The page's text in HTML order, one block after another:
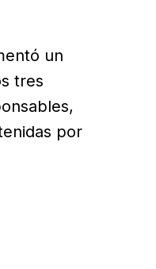
un
tres
por